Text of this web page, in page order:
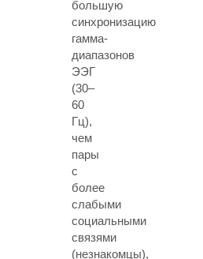
большую
синхронизацию
гамма-
диапазонов
ЭЭГ
(30–
60
Гц),
чем
пары
с
более
слабыми
социальными
связями
(незнакомцы),